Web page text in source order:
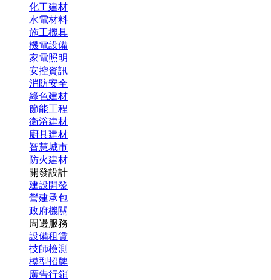
化工建材
水電材料
施工機具
機電設備
家電照明
安控資訊
消防安全
綠色建材
節能工程
衛浴建材
廚具建材
智慧城市
防火建材
開發設計
建設開發
營建承包
政府機關
周邊服務
設備租賃
技師檢測
模型招牌
廣告行銷